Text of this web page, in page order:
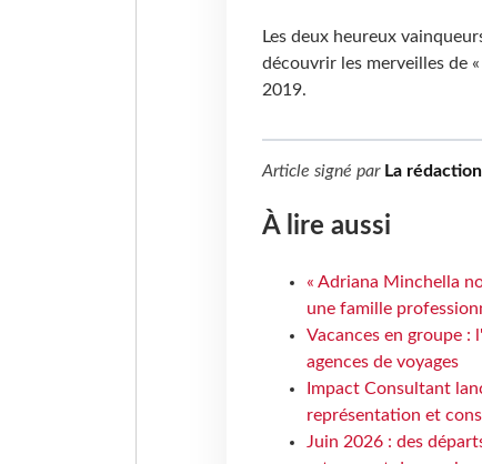
Les deux heureux
découvrir les merveilles de
2019.
Article signé par La rédaction
À lire aussi
« Adriana Minchella
une famille
Vacances en groupe :
agences de voyages
Impact Consultant
représentation et
Juin 2026 : des